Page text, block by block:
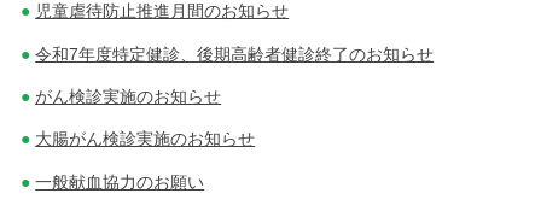
児童虐待防止推進月間のお知らせ
令和7年度特定健診、後期高齢者健診終了のお知らせ
がん検診実施のお知らせ
大腸がん検診実施のお知らせ
一般献血協力のお願い